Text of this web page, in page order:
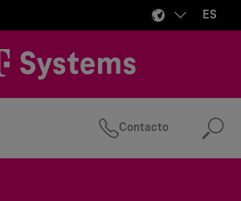
ES
Contacto